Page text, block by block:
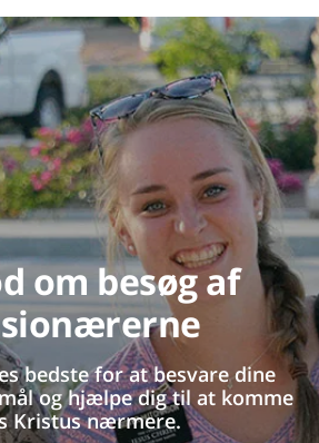
om besøg af
bedste for at besvare dine
og hjælpe dig til at komme
Kristus nærmere.